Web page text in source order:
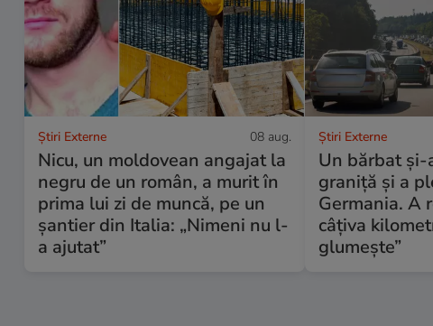
Știri Externe 08 aug.
Nicu, un moldovean angajat la
negru de un român, a murit în
prima lui zi de muncă, pe un
șantier din Italia: „Nimeni nu l-
a ajutat”
Știri Externe
Un bărbat
graniță și a
Germania. A
câțiva
glumește”